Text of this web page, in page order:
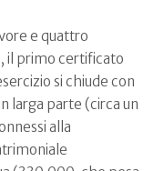
e quattro
il primo certificato
si chiude con
larga parte (circa un
alla